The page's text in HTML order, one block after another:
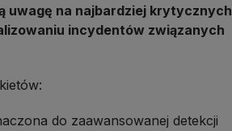
uwagę na najbardziej krytycznych
incydentów związanych
do zaawansowanej detekcji